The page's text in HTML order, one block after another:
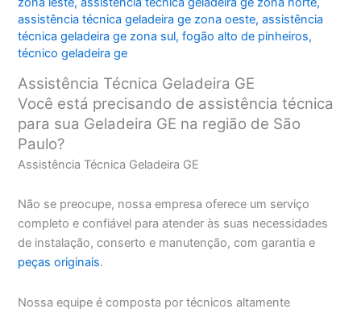
assistência técnica geladeira ge zona oeste,assistência
técnica geladeira ge zona sul,fogão alto de pinheiros,
técnico geladeira ge
Assistência Técnica Geladeira GE
Você está precisando de assistência técnica
para sua Geladeira GE na região de São
Paulo?
Assistência Técnica Geladeira GE
Não se preocupe, nossa empresa oferece um serviço
completo e confiável para atender às suas necessidades
de instalação, conserto e manutenção, com garantia e
peças originais.
Nossa equipe é composta por técnicos altamente